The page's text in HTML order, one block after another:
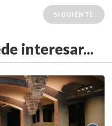
SIGUIENTE
interesar...